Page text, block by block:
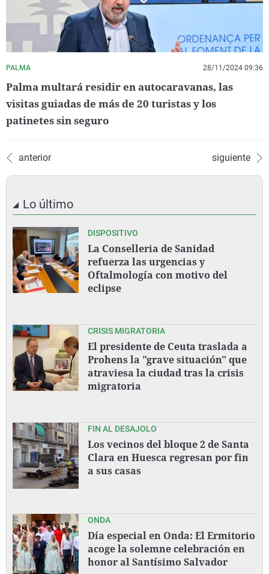
PALMA 28/11/2024 09:36
Palma multará residir en autocaravanas, las
visitas guiadas de más de 20 turistas y los
patinetes sin seguro
anterior siguiente
Lo último
DISPOSITIVO
La Conselleria de Sanidad
refuerza las urgencias y
Oftalmología con motivo del
eclipse
CRISIS MIGRATORIA
El presidente de Ceuta traslada a
Prohens la "grave situación" que
atraviesa la ciudad tras la crisis
migratoria
FIN AL DESAJOLO
Los vecinos del bloque 2 de Santa
Clara en Huesca regresan por fin
a sus casas
ONDA
Día especial en Onda: El Ermitorio
acoge la solemne celebración en
honor al Santísimo Salvador